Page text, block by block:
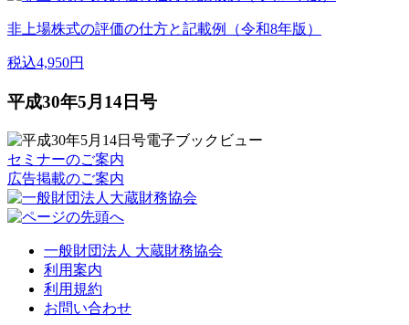
非上場株式の評価の仕方と記載例（令和8年版）
税込4,950円
平成30年5月14日号
セミナーのご案内
広告掲載のご案内
一般財団法人 大蔵財務協会
利用案内
利用規約
お問い合わせ